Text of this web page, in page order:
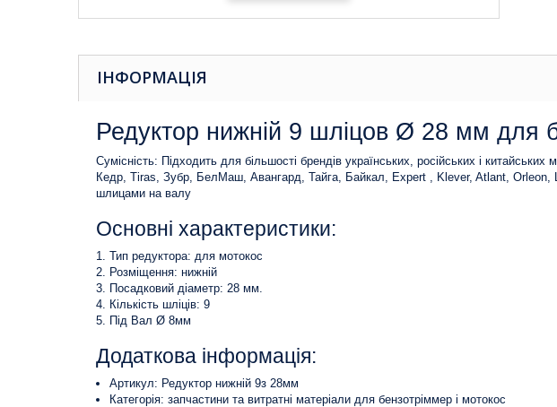
ІНФОРМАЦІЯ
Редуктор нижній 9 шліцов Ø 28 мм для
Сумісність: Підходить для більшості брендів українських, російських і
Кедр, Tiras, Зубр, БелМаш, Авангард, Тайга, Байкал, Expert , Klever, Atlant, Orleon,
шлицами на валу
Основні характеристики:
Тип редуктора: для мотокос
Розміщення: нижній
Посадковий діаметр: 28 мм.
Кількість шліців: 9
Під Вал Ø 8мм
Додаткова інформація:
Артикул: Редуктор нижній 9з 28мм
Категорія: запчастини та витратні матеріали для бензотріммер і мотокос